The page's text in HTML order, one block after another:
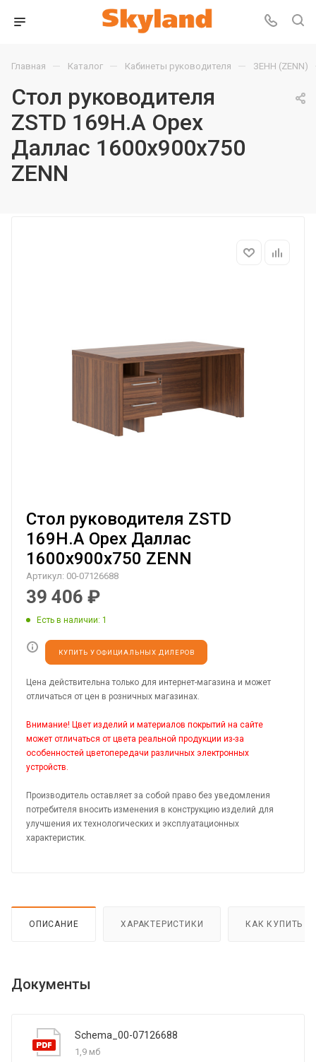
Главная — Каталог — Кабинеты руководителя — ЗЕНН (ZENN)
Стол руководителя
ZSTD 169H.A Орех
Даллас 1600х900х750
ZENN
Стол руководителя ZSTD
169H.A Орех Даллас
1600х900х750 ZENN
Артикул: 00-07126688
39 406 ₽
Есть в наличии: 1
КУПИТЬ У ОФИЦИАЛЬНЫХ ДИЛЕРОВ
Цена действительна только для интернет-магазина и может
отличаться от цен в розничных магазинах.
Внимание! Цвет изделий и материалов покрытий на сайте
может отличаться от цвета реальной продукции из-за
особенностей цветопередачи различных электронных
устройств.
Производитель оставляет за собой право без уведомления
потребителя вносить изменения в конструкцию изделий для
улучшения их технологических и эксплуатационных
характеристик.
ОПИСАНИЕ ХАРАКТЕРИСТИКИ КАК КУПИТЬ
Документы
Schema_00-07126688
1,9 мб